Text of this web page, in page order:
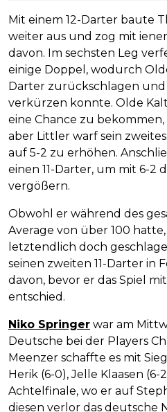
Mit einem 12-Darter baute
weiter aus und zog mit
davon. Im sechsten Leg
einige Doppel, wodurch
Darter zurückschlagen
verkürzen konnte. Olde
eine Chance zu
aber Littler warf sein zweites
auf 5-2 zu erhöhen.
einen 11-Darter, um mit 6-2
vergößern.
Obwohl er während des
Average von über 100
letztendlich doch
seinen zweiten 11-Darter in
davon, bevor er das Spiel
entschied.
Niko Springer war am
Deutsche bei der Players
Meenzer schaffte es mit
Herik (6-0), Jelle Klaasen (6-
Achtelfinale, wo er auf
diesen verlor das deutsche